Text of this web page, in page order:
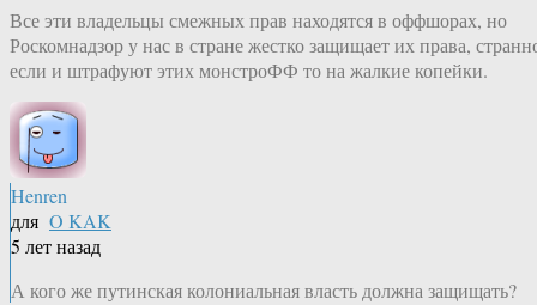
Все эти владельцы смежных прав находятся в оффшорах, но
Роскомнадзор у нас в стране жестко защищает их права,
если и штрафуют этих монстроФФ то на жалкие копейки.
Henren
для O KAK
5 лет назад
А кого же путинская колониальная власть должна защищать?